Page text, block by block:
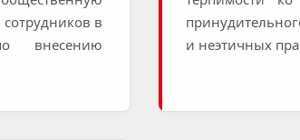
в
внесению
и неэтичных